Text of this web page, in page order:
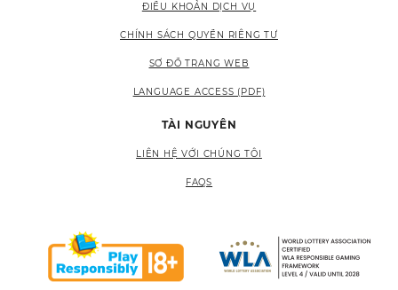
ĐIỀU KHOẢN DỊCH VỤ
CHÍNH SÁCH QUYỀN RIÊNG TƯ
SƠ ĐỒ TRANG WEB
LANGUAGE ACCESS (PDF)
TÀI NGUYÊN
LIÊN HỆ VỚI CHÚNG TÔI
FAQS